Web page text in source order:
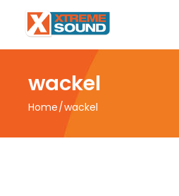
wackel
Home wackel